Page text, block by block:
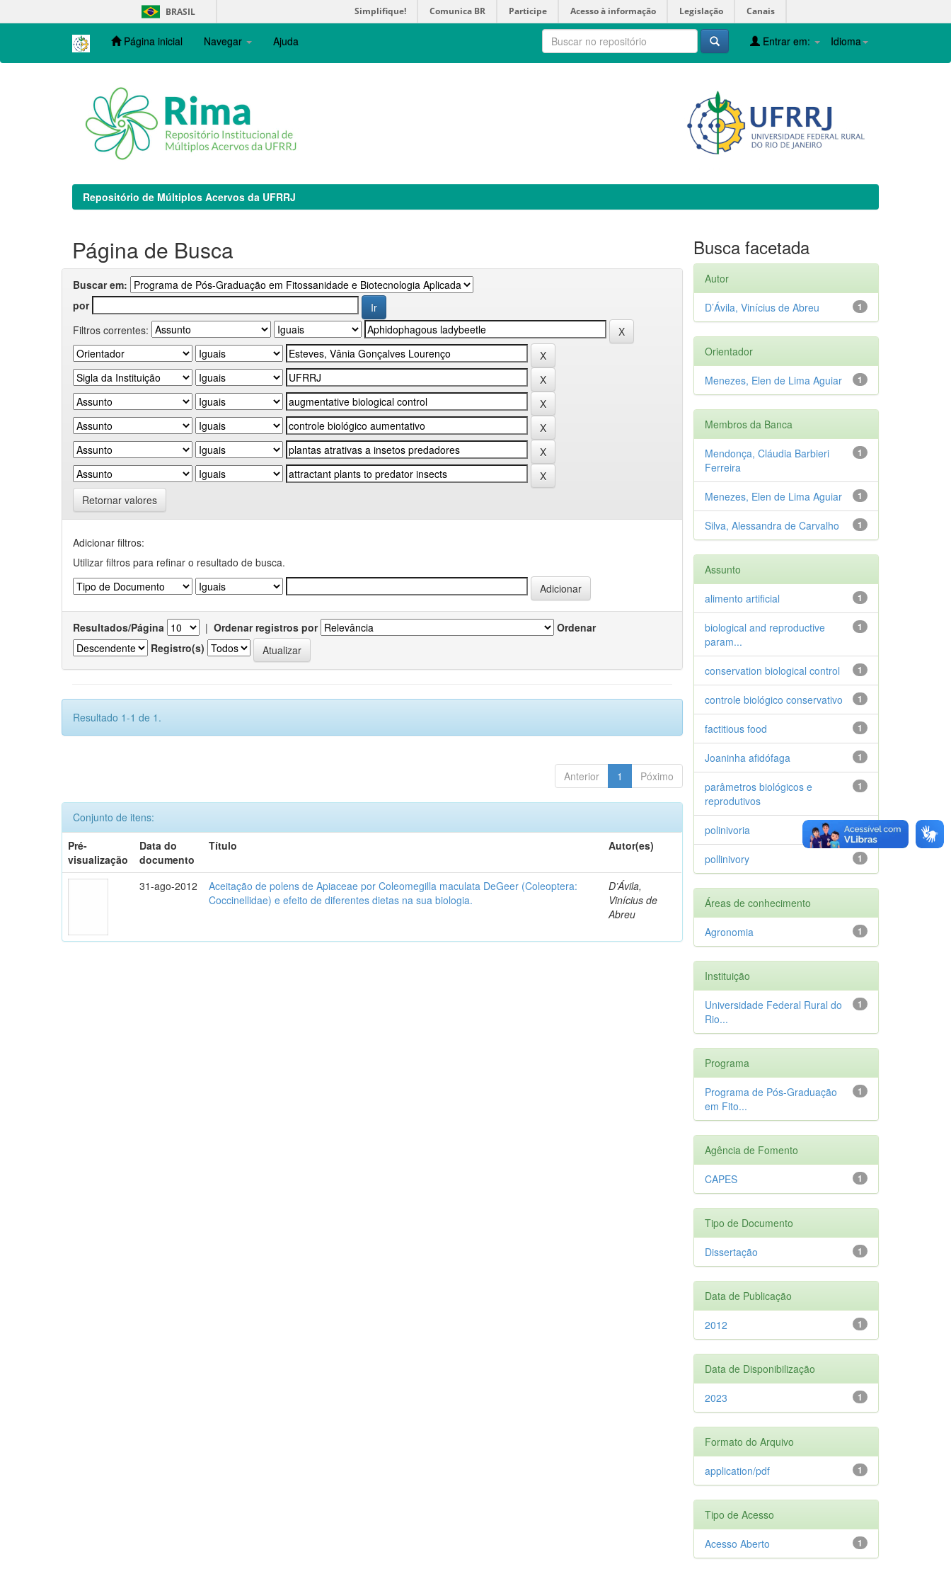
navigation
BRASIL Simplifique! Comunica BR Participe Acesso à informação Legislação Canais
Página inicial Navegar Ajuda Idioma
Entrar em:
Repositório de Múltiplos Acervos da UFRRJ
Página de Busca
Buscar em:
por
Filtros correntes:
Retornar valores
Adicionar filtros:
Utilizar filtros para refinar o resultado de busca.
Resultados/Página | Ordenar registros por
Ordenar
Registro(s)
Resultado 1-1 de 1.
Anterior 1 Póximo
Conjunto de itens:
Pré-
visualização
Data do
documento
Título Autor(es)
31-ago-2012
Aceitação de polens de Apiaceae por Coleomegilla maculata DeGeer (Coleoptera:
Coccinellidae) e efeito de diferentes dietas na sua biologia.
D’Ávila,
Vinícius de
Abreu
Busca facetada
Autor
1
D’Ávila, Vinícius de Abreu
Orientador
1
Menezes, Elen de Lima Aguiar
Membros da Banca
1
Mendonça, Cláudia Barbieri
Ferreira
1
Menezes, Elen de Lima Aguiar
1
Silva, Alessandra de Carvalho
Assunto
1
alimento artificial
1
biological and reproductive
param...
1
conservation biological control
1
controle biológico conservativo
1
factitious food
1
Joaninha afidófaga
1
parâmetros biológicos e
reprodutivos
1
polinivoria
1
pollinivory
Áreas de conhecimento
1
Agronomia
Instituição
1
Universidade Federal Rural do
Rio...
Programa
1
Programa de Pós-Graduação
em Fito...
Agência de Fomento
1
CAPES
Tipo de Documento
1
Dissertação
Data de Publicação
1
2012
Data de Disponibilização
1
2023
Formato do Arquivo
1
application/pdf
Tipo de Acesso
1
Acesso Aberto